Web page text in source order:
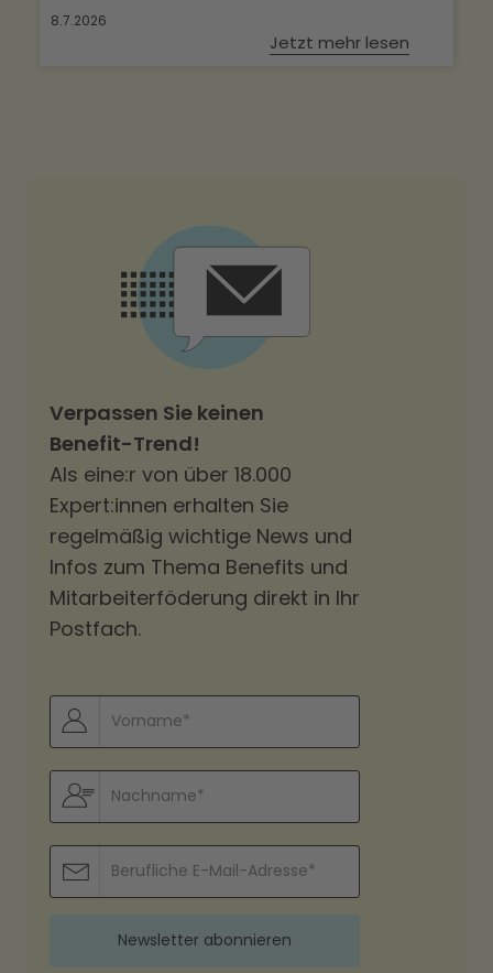
8.7.2026
Jetzt mehr lesen
Verpassen Sie keinen
Benefit-Trend!
Als eine:r von über 18.000
Expert:innen erhalten Sie
regelmäßig wichtige News und
Infos zum Thema Benefits und
Mitarbeiterföderung direkt in Ihr
Postfach.